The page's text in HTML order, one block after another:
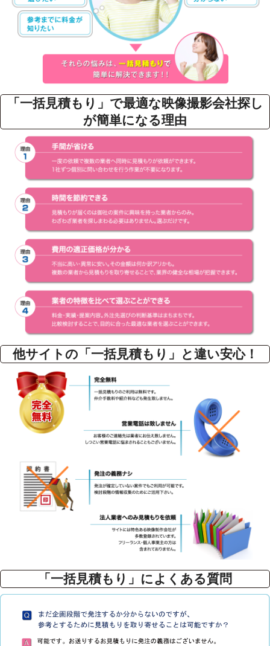
「一括見積もり」で最適な映像撮影会社探し
が簡単になる理由
他サイトの「一括見積もり」と違い安心！
「一括見積もり」によくある質問